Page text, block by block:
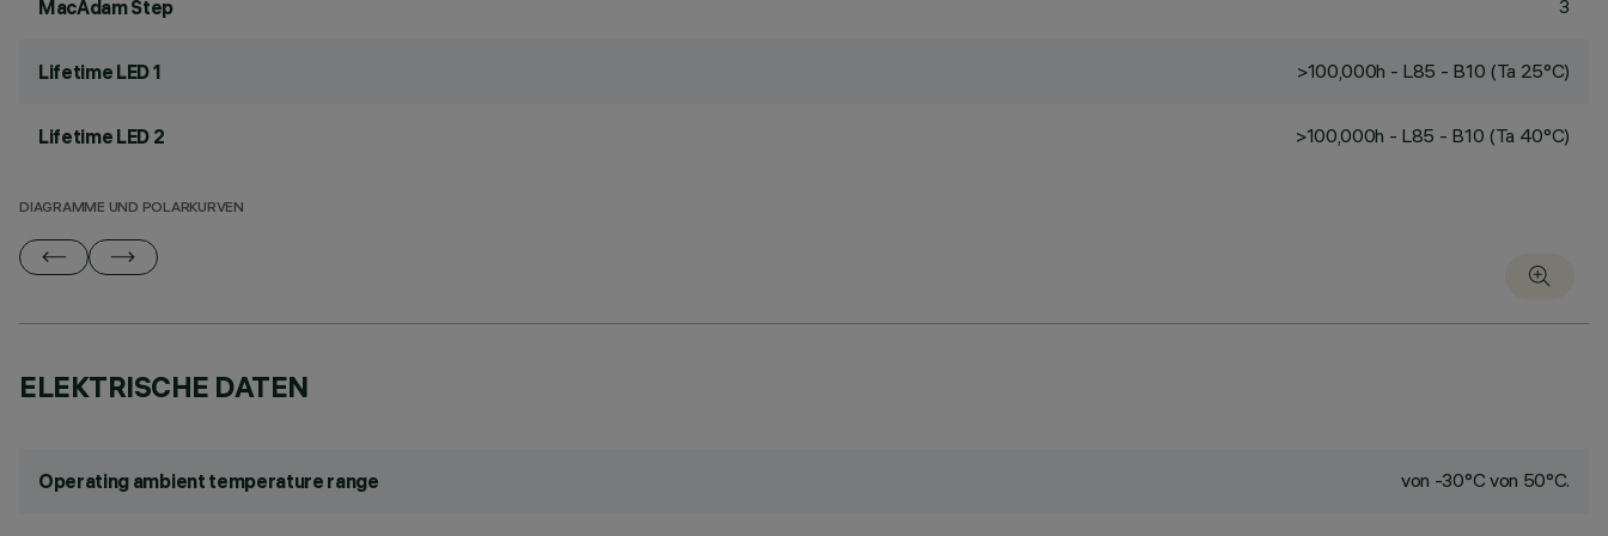
MacAdam Step 3
Lifetime LED 1 >100,000h - L85 - B10 (Ta 25°C)
Lifetime LED 2 >100,000h - L85 - B10 (Ta 40°C)
DIAGRAMME UND POLARKURVEN
ELEKTRISCHE DATEN
Operating ambient temperature range von -30°C von 50°C.